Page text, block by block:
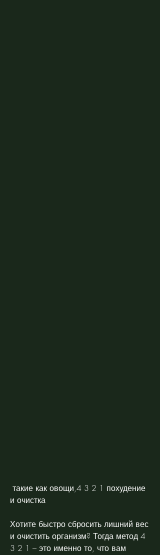
и очистка
Хотите быстро сбросить лишний вес
и очистить организм? Тогда метод 4
3 2 1 – это именно то, что вам